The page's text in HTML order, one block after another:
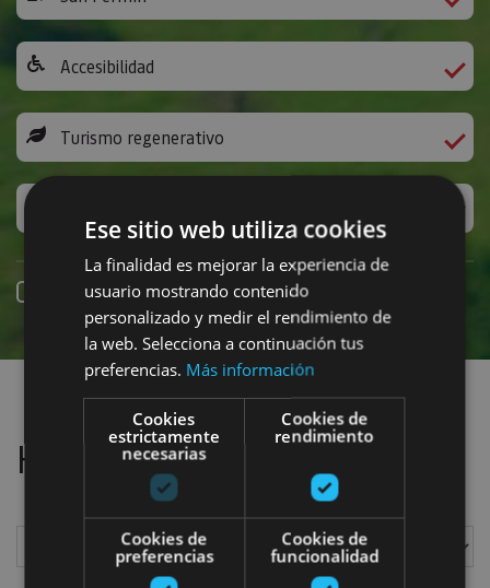
Accesibilidad
Turismo regenerativo
Reserva online
Encuentra planes
Hemos localizado1planes
Ese sitio web utiliza cookies
La finalidad es mejorar la experiencia de
usuario mostrando contenido
personalizado y medir el rendimiento de
la web. Selecciona a continuación tus
preferencias. Más información
Cookies
estrictamente
necesarias
Cookies de
rendimiento
Cookies de
preferencias
Cookies de
funcionalidad